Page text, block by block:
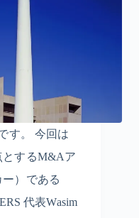
す。 今回は
とするM&Aア
）である
代表Wasim